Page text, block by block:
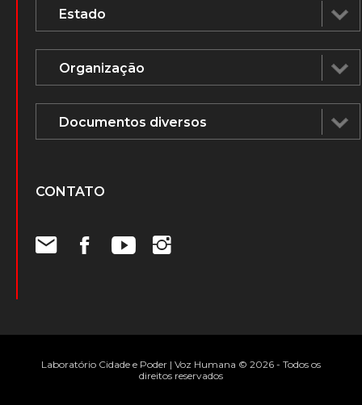
CONTATO
Laboratório Cidade e Poder | Voz Humana © 2026 - Todos os
direitos reservados